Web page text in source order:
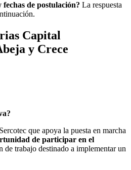
fechas de postulación? La respuesta
Capital
y Crece
que apoya la puesta en marcha
de participar en el
de trabajo destinado a implementar un